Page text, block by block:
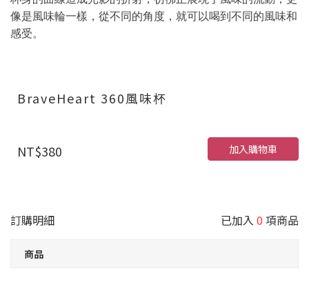
像是風味輪一樣，從不同的角度，就可以喝到不同的風味和
感受。
BraveHeart 360風味杯
NT$380 加入購物車
訂購明細 已加入 0 項商品
商品